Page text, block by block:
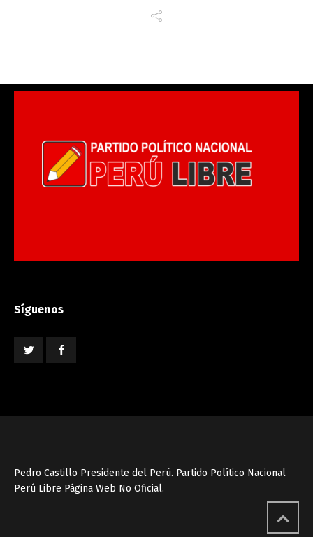
Síguenos
Pedro Castillo Presidente del Perú. Partido Político Nacional
Perú Libre Página Web No Oficial.